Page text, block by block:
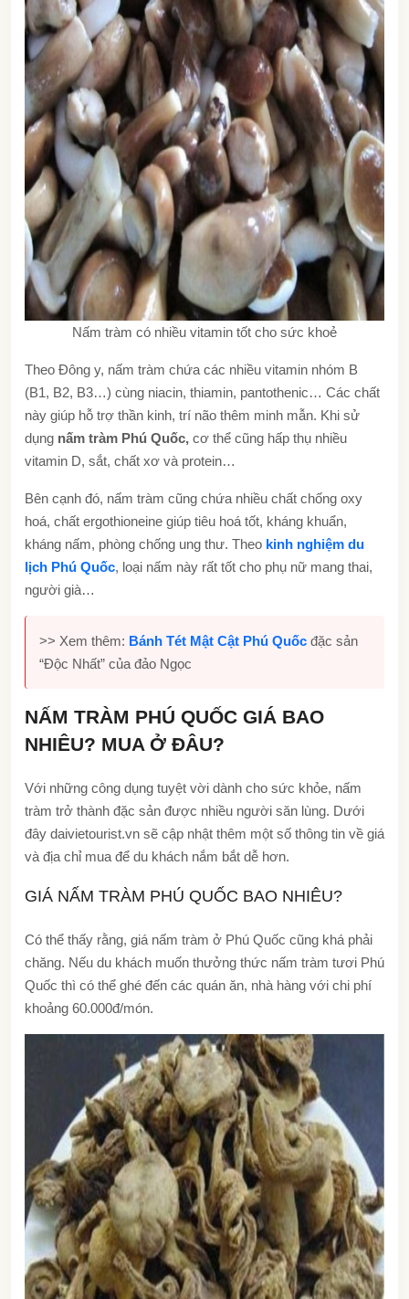
Nấm tràm có nhiều vitamin tốt cho sức khoẻ
Theo Đông y, nấm tràm chứa các nhiều vitamin nhóm B
(B1, B2, B3…) cùng niacin, thiamin, pantothenic… Các chất
này giúp hỗ trợ thần kinh, trí não thêm minh mẫn. Khi sử
dụng nấm tràm Phú Quốc, cơ thể cũng hấp thụ nhiều
vitamin D, sắt, chất xơ và protein…
Bên cạnh đó, nấm tràm cũng chứa nhiều chất chống oxy
hoá, chất ergothioneine giúp tiêu hoá tốt, kháng khuẩn,
kháng nấm, phòng chống ung thư. Theo kinh nghiệm du
lịch Phú Quốc, loại nấm này rất tốt cho phụ nữ mang thai,
người già…
>> Xem thêm: Bánh Tét Mật Cật Phú Quốc đặc sản
“Độc Nhất” của đảo Ngọc
NẤM TRÀM PHÚ QUỐC GIÁ BAO
NHIÊU? MUA Ở ĐÂU?
Với những công dụng tuyệt vời dành cho sức khỏe, nấm
tràm trở thành đặc sản được nhiều người săn lùng. Dưới
đây daivietourist.vn sẽ cập nhật thêm một số thông tin về giá
và địa chỉ mua để du khách nắm bắt dễ hơn.
GIÁ NẤM TRÀM PHÚ QUỐC BAO NHIÊU?
Có thể thấy rằng, giá nấm tràm ở Phú Quốc cũng khá phải
chăng. Nếu du khách muốn thưởng thức nấm tràm tươi Phú
Quốc thì có thể ghé đến các quán ăn, nhà hàng với chi phí
khoảng 60.000đ/món.